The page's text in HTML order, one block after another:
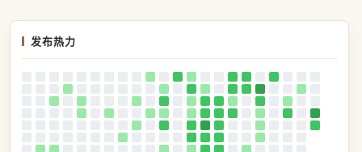
发布热力